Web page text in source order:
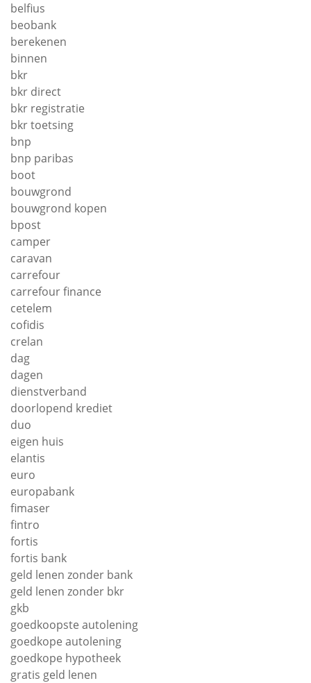
belfius
beobank
berekenen
binnen
bkr
bkr direct
bkr registratie
bkr toetsing
bnp
bnp paribas
boot
bouwgrond
bouwgrond kopen
bpost
camper
caravan
carrefour
carrefour finance
cetelem
cofidis
crelan
dag
dagen
dienstverband
doorlopend krediet
duo
eigen huis
elantis
euro
europabank
fimaser
fintro
fortis
fortis bank
geld lenen zonder bank
geld lenen zonder bkr
gkb
goedkoopste autolening
goedkope autolening
goedkope hypotheek
gratis geld lenen